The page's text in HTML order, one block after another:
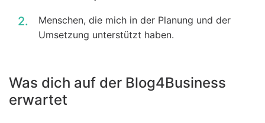
Menschen, die mich in der Planung und der
Umsetzung unterstützt haben.
Was dich auf der Blog4Business
erwartet